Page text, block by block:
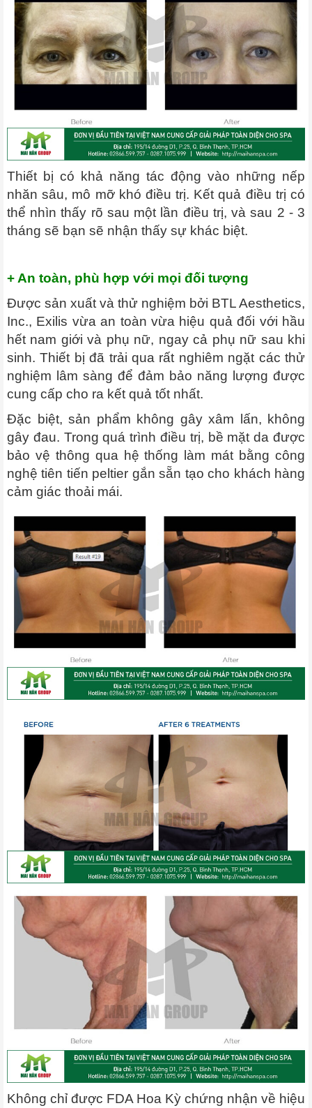
Thiết bị có khả năng tác động vào những nếp
nhăn sâu, mô mỡ khó điều trị. Kết quả điều trị có
thể nhìn thấy rõ sau một lần điều trị, và sau 2 - 3
tháng sẽ bạn sẽ nhận thấy sự khác biệt.
+ An toàn, phù hợp với mọi đối tượng
Được sản xuất và thử nghiệm bởi BTL Aesthetics,
Inc., Exilis vừa an toàn vừa hiệu quả đối với hầu
hết nam giới và phụ nữ, ngay cả phụ nữ sau khi
sinh. Thiết bị đã trải qua rất nghiêm ngặt các thử
nghiệm lâm sàng để đảm bảo năng lượng được
cung cấp cho ra kết quả tốt nhất.
Đặc biệt, sản phẩm không gây xâm lấn, không
gây đau. Trong quá trình điều trị, bề mặt da được
bảo vệ thông qua hệ thống làm mát bằng công
nghệ tiên tiến peltier gắn sẵn tạo cho khách hàng
cảm giác thoải mái.
Không chỉ được FDA Hoa Kỳ chứng nhận về hiệu